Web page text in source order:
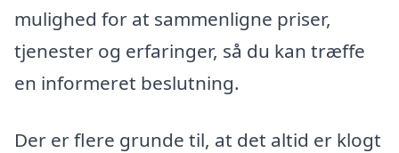
mulighed for at sammenligne priser,
tjenester og erfaringer, så du kan træffe
en informeret beslutning.
Der er flere grunde til, at det altid er klogt